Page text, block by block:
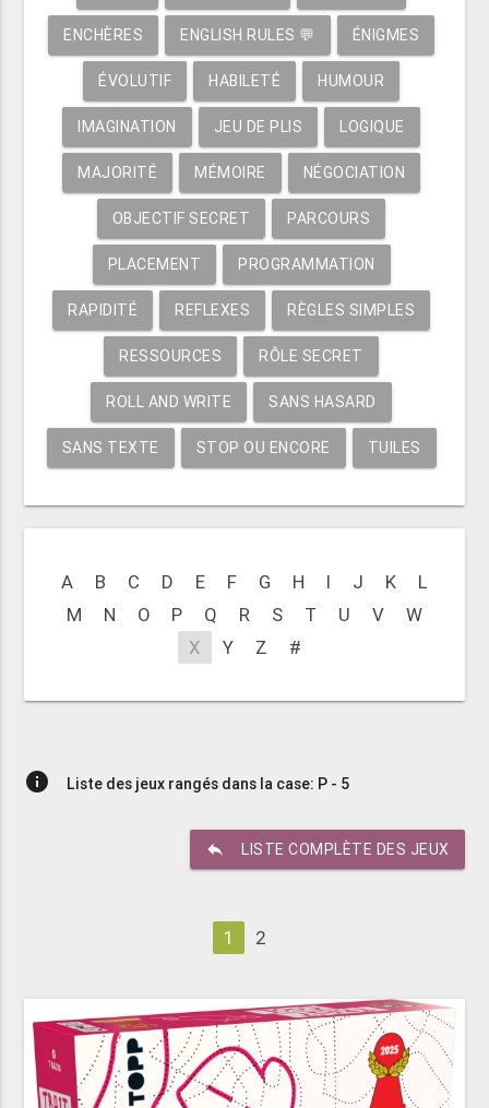
ENCHÈRES ENGLISH RULES 💬 ÉNIGMES
ÉVOLUTIF HABILETÉ HUMOUR
IMAGINATION JEU DE PLIS LOGIQUE
MAJORITÉ MÉMOIRE NÉGOCIATION
OBJECTIF SECRET PARCOURS
PLACEMENT PROGRAMMATION
RAPIDITÉ REFLEXES RÈGLES SIMPLES
RESSOURCES RÔLE SECRET
ROLL AND WRITE SANS HASARD
SANS TEXTE STOP OU ENCORE TUILES
A B C D E F G H I J K
L
M
N O P Q R S T U V
W
X
Y Z #
info Liste des jeux rangés dans la case: P - 5
reply LISTE COMPLÈTE DES JEUX
1 2